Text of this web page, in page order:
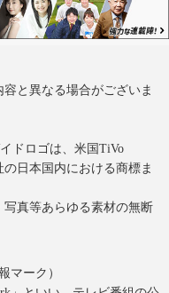
と異なる場合がございま
ドロゴは、米国TiVo
日本国内における商標ま
真等あらゆる素材の無断
マーク）